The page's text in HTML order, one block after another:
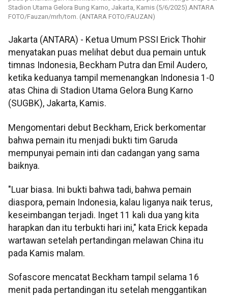
Stadion Utama Gelora Bung Karno, Jakarta, Kamis (5/6/2025).ANTARA
FOTO/Fauzan/mrh/tom. (ANTARA FOTO/FAUZAN)
Jakarta (ANTARA) - Ketua Umum PSSI Erick Thohir
menyatakan puas melihat debut dua pemain untuk
timnas Indonesia, Beckham Putra dan Emil Audero,
ketika keduanya tampil memenangkan Indonesia 1-0
atas China di Stadion Utama Gelora Bung Karno
(SUGBK), Jakarta, Kamis.
Mengomentari debut Beckham, Erick berkomentar
bahwa pemain itu menjadi bukti tim Garuda
mempunyai pemain inti dan cadangan yang sama
baiknya.
"Luar biasa. Ini bukti bahwa tadi, bahwa pemain
diaspora, pemain Indonesia, kalau liganya naik terus,
keseimbangan terjadi. Inget 11 kali dua yang kita
harapkan dan itu terbukti hari ini," kata Erick kepada
wartawan setelah pertandingan melawan China itu
pada Kamis malam.
Sofascore mencatat Beckham tampil selama 16
menit pada pertandingan itu setelah menggantikan